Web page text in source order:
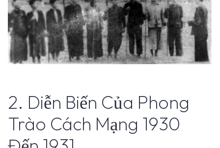
2. Diễn Biến Của Phong
Trào Cách Mạng 1930